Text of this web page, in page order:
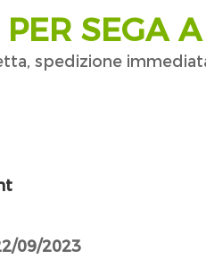
SEGA
spedizione
09/2023